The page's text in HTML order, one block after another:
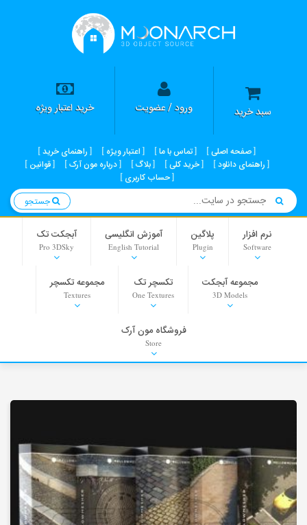
سبد خرید ورود / عضویت خرید اعتبار ویژه
صفحه اصلی تماس با ما اعتبار ویژه
راهنمای خرید
راهنمای دانلود
خرید کلی بلاگ درباره مون آرک
قوانین
حساب کاربری
نرم افزار
Software
پلاگین
Plugin
آموزش انگلیسی
English Tutorial
آبجکت تک
Pro 3DSky
مجموعه آبجکت
3D Models
تکسچر تک
One Textures
مجموعه تکسچر
Textures
PNG-PSD
Background
Stock Images
فروشگاه مون آرک
Store